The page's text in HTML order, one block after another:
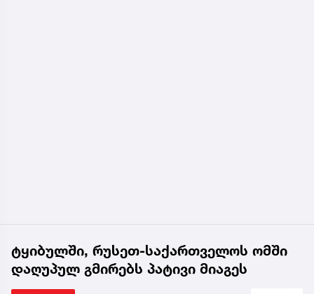
ტყიბულში, რუსეთ-საქართველოს ომში
დაღუპულ გმირებს პატივი მიაგეს